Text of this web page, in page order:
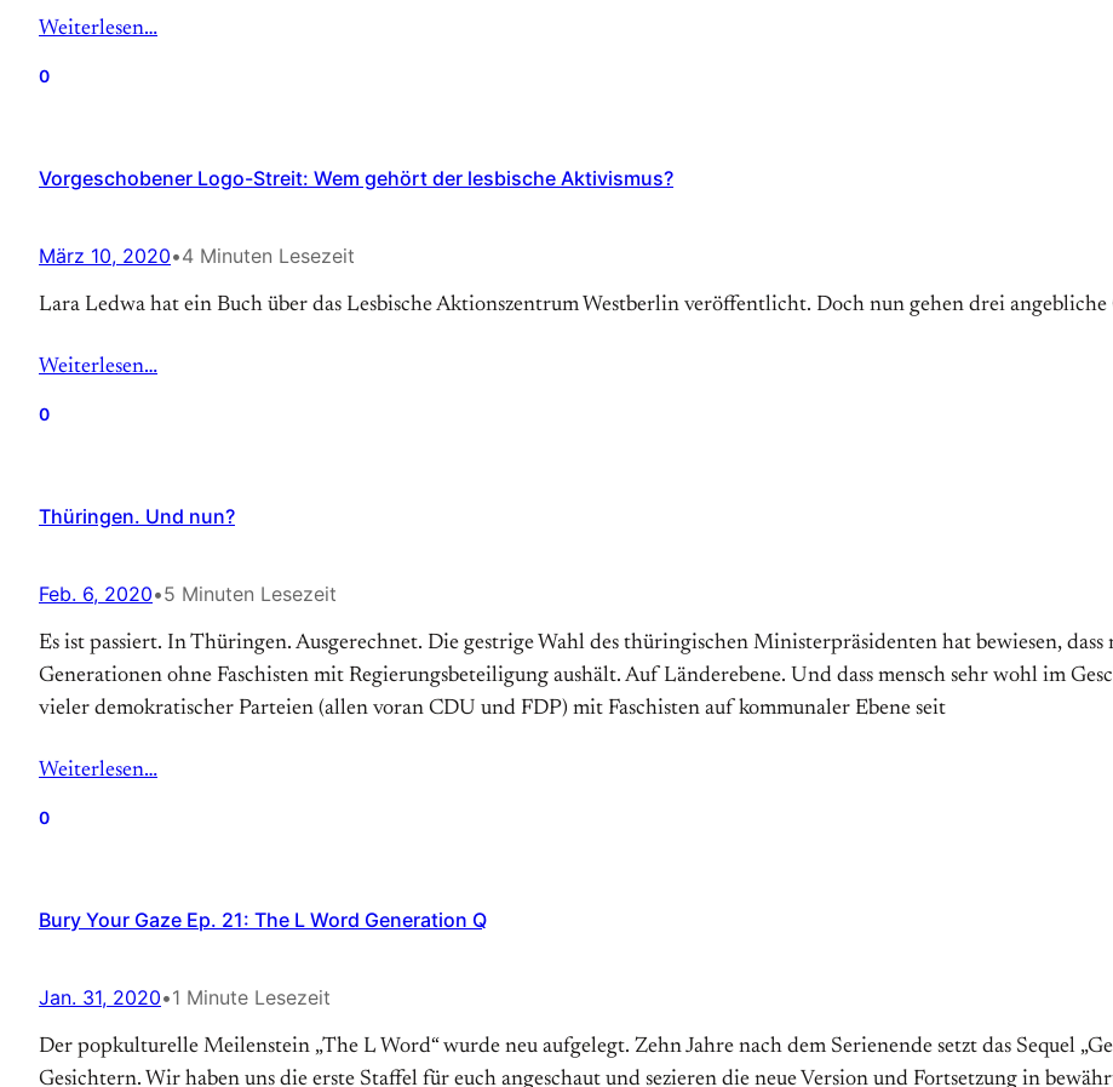
Weiterlesen…
0
Vorgeschobener Logo-Streit: Wem gehört der lesbische Aktivismus?
März 10, 2020•4 Minuten Lesezeit
Lara Ledwa hat ein Buch über das Lesbische Aktionszentrum Westberlin veröffentlicht. Doch nun gehen drei
Weiterlesen…
0
Thüringen. Und nun?
Feb. 6, 2020•5 Minuten Lesezeit
Es ist passiert. In Thüringen. Ausgerechnet. Die gestrige Wahl des thüringischen Ministerpräsidenten hat bewiesen,
Generationen ohne Faschisten mit Regierungsbeteiligung aushält. Auf Länderebene. Und dass mensch sehr wohl im
vieler demokratischer Parteien (allen voran CDU und FDP) mit Faschisten auf kommunaler Ebene seit
Weiterlesen…
0
Bury Your Gaze Ep. 21: The L Word Generation Q
Jan. 31, 2020•1 Minute Lesezeit
Der popkulturelle Meilenstein „The L Word“ wurde neu aufgelegt. Zehn Jahre nach dem Serienende setzt das Sequel
Gesichtern. Wir haben uns die erste Staffel für euch angeschaut und sezieren die neue Version und Fortsetzung in